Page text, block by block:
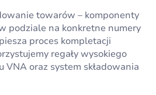
towarów – komponenty
podziale na konkretne numery
proces kompletacji
regały wysokiego
VNA oraz system składowania